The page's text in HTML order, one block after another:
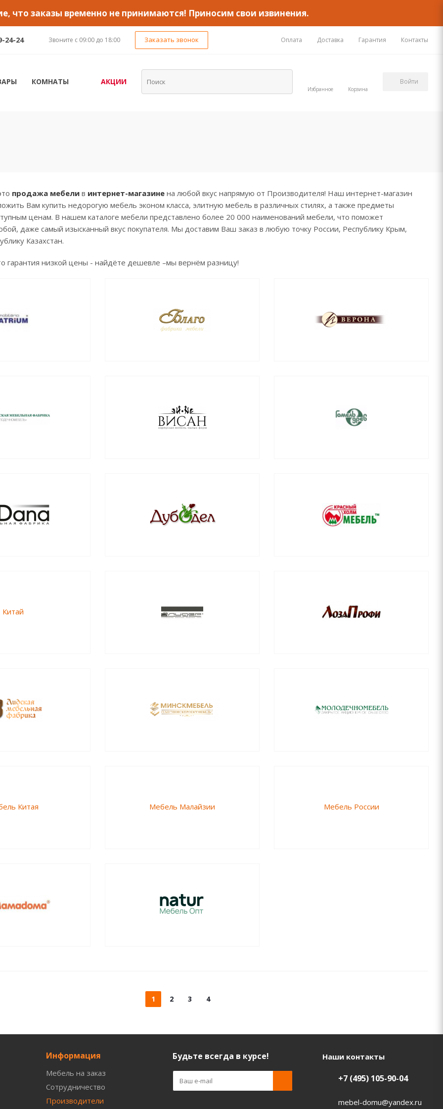
что заказы временно не принимаются! Приносим свои извинения.
24-24 Звоните с 09:00 до 18:00 Заказать звонок Оплата Доставка Гарантия Контакты
КОМНАТЫ АКЦИИ
Избранное Корзина
Войти
продажа мебели в интернет-магазине на любой вкус напрямую от Производителя! Наш интернет-магазин
Вам купить недорогую мебель эконом класса, элитную мебель в различных стилях, а также предметы
ценам. В нашем каталоге мебели представлено более 20 000 наименований мебели, что поможет
даже самый изысканный вкус покупателя. Мы доставим Ваш заказ в любую точку России, Республику Крым,
Казахстан.
гарантия низкой цены - найдёте дешевле –мы вернём разницу!
Китай
Китая Мебель Малайзии Мебель России
1 2 3 4
Информация
Мебель на заказ
Сотрудничество
Производители
Будьте всегда в курсе! Наши контакты
+7 (495) 105-90-04
mebel-domu@yandex.ru